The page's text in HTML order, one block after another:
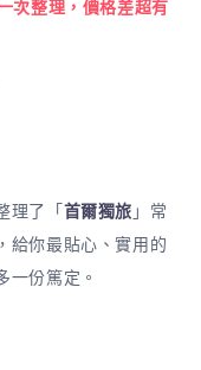
次整理，價格差超有
理了「 首爾獨旅 」常
給你最貼心、實用的
一份篤定。